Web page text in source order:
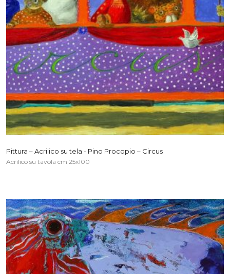
Pittura – Acrilico su tela - Pino Procopio – Circus
Acrilico su tavola cm 25x100